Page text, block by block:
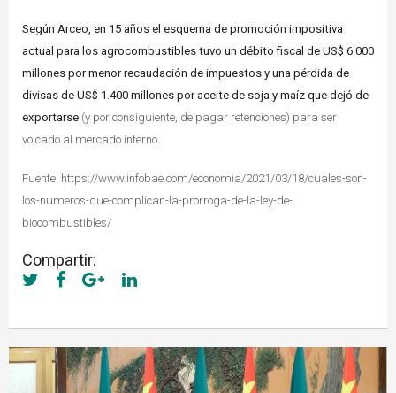
Según Arceo, en 15 años el esquema de promoción impositiva
actual para los agrocombustibles tuvo un débito fiscal de US$ 6.000
millones por menor recaudación de impuestos y una pérdida de
divisas de US$ 1.400 millones por aceite de soja y maíz que dejó de
exportarse (y por consiguiente, de pagar retenciones) para ser
volcado al mercado interno.
Fuente: https://www.infobae.com/economia/2021/03/18/cuales-son-
los-numeros-que-complican-la-prorroga-de-la-ley-de-
biocombustibles/
Compartir: